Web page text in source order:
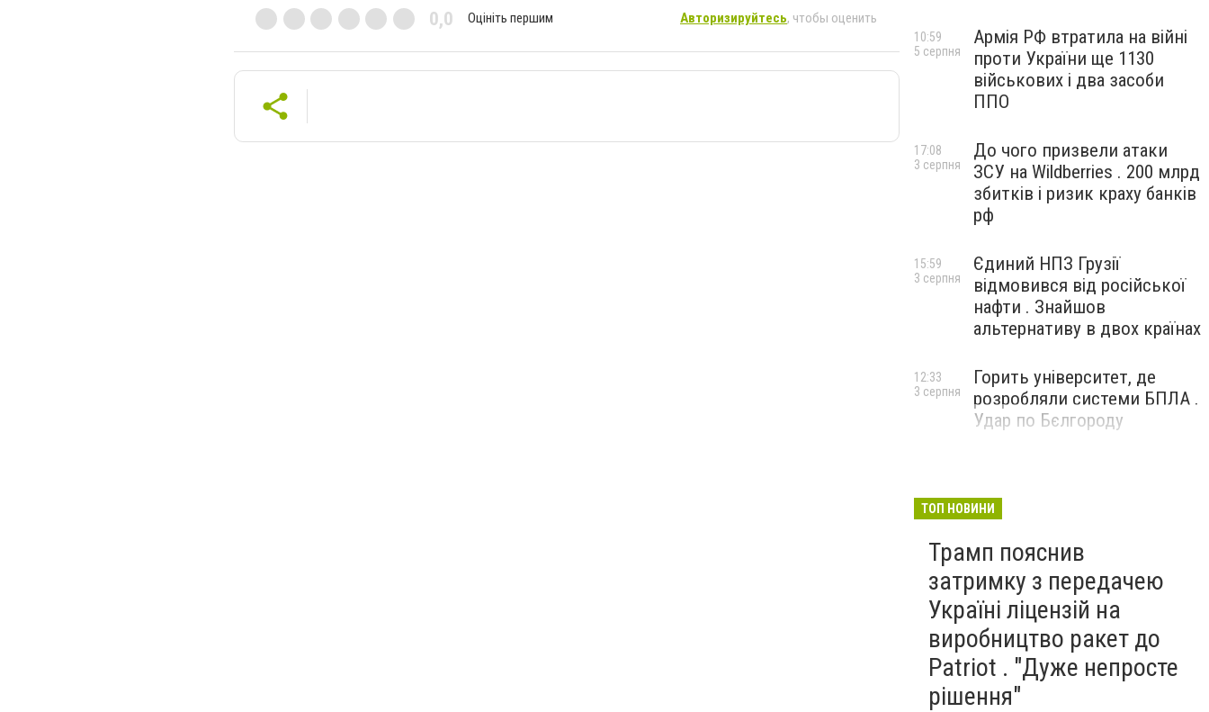
0,0 Оцініть першим Авторизируйтесь, чтобы оценить
Армія РФ втратила на війні
проти України ще 1130
військових і два засоби
ППО
10:59
5 серпня
До чого призвели атаки
ЗСУ на Wildberries . 200 млрд
збитків і ризик краху банків
рф
17:08
3 серпня
Єдиний НПЗ Грузії
відмовився від російської
нафти . Знайшов
альтернативу в двох країнах
15:59
3 серпня
Горить університет, де
розробляли системи БПЛА .
Удар по Бєлгороду
12:33
3 серпня
ТОП НОВИНИ
Трамп пояснив
затримку з передачею
Україні ліцензій на
виробництво ракет до
Patriot . "Дуже непросте
рішення"